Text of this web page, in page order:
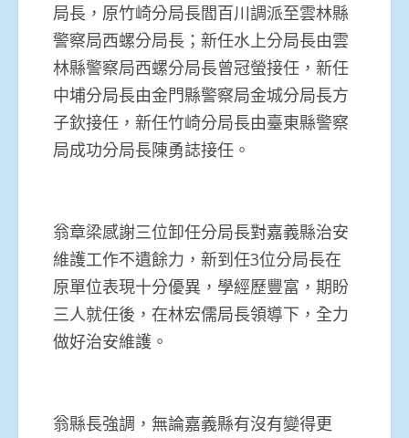
局長，原竹崎分局長閻百川調派至雲林縣
警察局西螺分局長；新任水上分局長由雲
林縣警察局西螺分局長曾冠螢接任，新任
中埔分局長由金門縣警察局金城分局長方
子欽接任，新任竹崎分局長由臺東縣警察
局成功分局長陳勇誌接任。
翁章梁感謝三位卸任分局長對嘉義縣治安
維護工作不遺餘力，新到任3位分局長在
原單位表現十分優異，學經歷豐富，期盼
三人就任後，在林宏儒局長領導下，全力
做好治安維護。
翁縣長強調，無論嘉義縣有沒有變得更